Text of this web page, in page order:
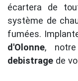
écartera de
système de
fumées.
d'Olonne,
debistrage de